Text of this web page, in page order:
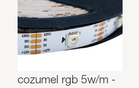
cozumel rgb 5w/m -